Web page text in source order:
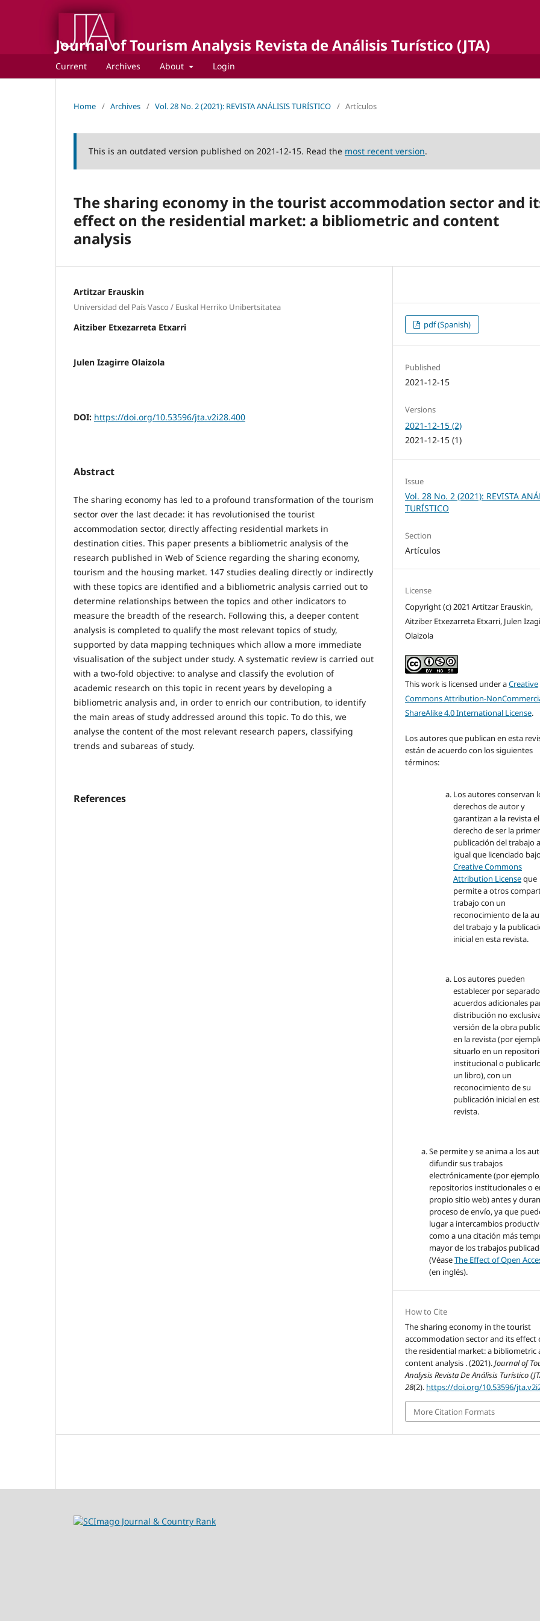
Journal of Tourism Analysis Revista de Análisis Turístico (JTA)
Current Archives About Login
Home / Archives / Vol. 28 No. 2 (2021): REVISTA ANÁLISIS TURÍSTICO / Artículos
This is an outdated version published on 2021-12-15. Read the most recent version.
The sharing economy in the tourist accommodation sector and
effect on the residential market: a bibliometric and content
analysis
Artitzar Erauskin
Universidad del País Vasco / Euskal Herriko Unibertsitatea
Aitziber Etxezarreta Etxarri
Julen Izagirre Olaizola
DOI: https://doi.org/10.53596/jta.v2i28.400
Abstract
The sharing economy has led to a profound transformation of the tourism
sector over the last decade: it has revolutionised the tourist
accommodation sector, directly affecting residential markets in
destination cities. This paper presents a bibliometric analysis of the
research published in Web of Science regarding the sharing economy,
tourism and the housing market. 147 studies dealing directly or indirectly
with these topics are identified and a bibliometric analysis carried out to
determine relationships between the topics and other indicators to
measure the breadth of the research. Following this, a deeper content
analysis is completed to qualify the most relevant topics of study,
supported by data mapping techniques which allow a more immediate
visualisation of the subject under study. A systematic review is carried out
with a two-fold objective: to analyse and classify the evolution of
academic research on this topic in recent years by developing a
bibliometric analysis and, in order to enrich our contribution, to identify
the main areas of study addressed around this topic. To do this, we
analyse the content of the most relevant research papers, classifying
trends and subareas of study.
References
pdf (Spanish)
Published
2021-12-15
Versions
2021-12-15 (2)
2021-12-15 (1)
Issue
Vol. 28 No. 2 (2021): REVISTA
TURÍSTICO
Section
Artículos
License
Copyright (c) 2021 Artitzar Erauskin,
Aitziber Etxezarreta Etxarri, Julen
Olaizola
This work is licensed under aCreative
Commons Attribution-
ShareAlike 4.0 International License.
Los autores que publican en esta
están de acuerdo con los siguientes
términos:
Los autores conservan
derechos de autor y
garantizan a la revista el
derecho de ser la
publicación del trabajo
igual que licenciado
Creative Commons
Attribution Licenseque
permite a otros
trabajo con un
reconocimiento de la
del trabajo y la
inicial en esta revista.
Los autores pueden
establecer por separado
acuerdos adicionales
distribución no
versión de la obra
en la revista (por
situarlo en un
institucional o
un libro), con un
reconocimiento de su
publicación inicial en
revista.
Se permite y se anima a los
difundir sus trabajos
electrónicamente (por
repositorios institucionales o
propio sitio web) antes y
proceso de envío, ya que
lugar a intercambios
como a una citación más
mayor de los trabajos
(VéaseThe Effect of Open
(en inglés).
How to Cite
The sharing economy in the tourist
accommodation sector and its effect
the residential market: a bibliometric
content analysis . (2021).Journal of
Analysis Revista De Análisis Turístico
28(2). https://doi.org/10.53596/
More Citation Formats